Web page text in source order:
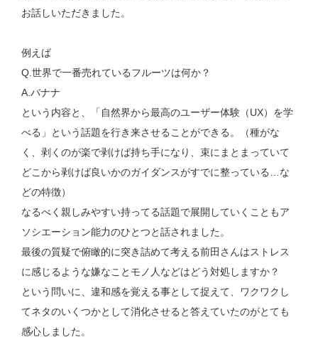
お話しいただきました。
例えば
Q.世界で一番売れているフルーツは何か？
A.バナナ
という内容と、「自然界から最高のユーザー体験（UX）を学
べる」という話題を行き来させることができる。（種がな
く、剥くのが楽で剥けば持ち手になり、束にまとまっていて
どこから剥けば良いかのガイダンスがすでに整っている…な
どの特徴）
なるべく親しみやすい持ってる話題で展開していくこともア
ソシエーション能力のひとつと話されました。
最後の質疑で俯瞰的に突き詰めて考える前田さんはストレス
に感じるような嫌なことモノ人などはどう対処しますか？
という問いに、違和感を覚える事として捉えて、ワクワクし
てネタのいくつかとして消化させると答えていたのがとても
感心しました。